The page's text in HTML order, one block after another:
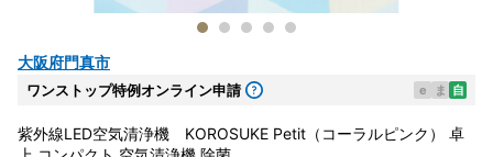
大阪府門真市
ワンストップ特例オンライン申請 e ま 自
紫外線LED空気清浄機 KOROSUKE Petit（コーラルピンク） 卓